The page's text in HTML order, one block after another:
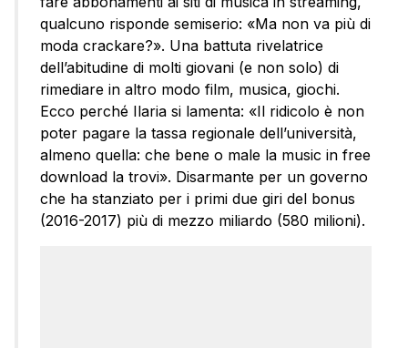
qualcuno risponde semiserio: «Ma non va più di
moda crackare?». Una battuta rivelatrice
dell’abitudine di molti giovani (e non solo) di
rimediare in altro modo film, musica, giochi.
Ecco perché Ilaria si lamenta: «Il ridicolo è non
poter pagare la tassa regionale dell’università,
almeno quella: che bene o male la music in free
download la trovi». Disarmante per un governo
che ha stanziato per i primi due giri del bonus
(2016-2017) più di mezzo miliardo (580 milioni).